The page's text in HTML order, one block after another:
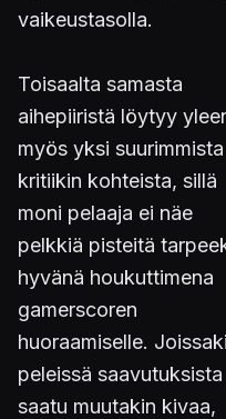
vaikeustasolla.
Toisaalta samasta
aihepiiristä löytyy
myös yksi suurimmista
kritiikin kohteista, sillä
moni pelaaja ei näe
pelkkiä pisteitä
hyvänä houkuttimena
gamerscoren
huoraamiselle.
peleissä
saatu muutakin kivaa,